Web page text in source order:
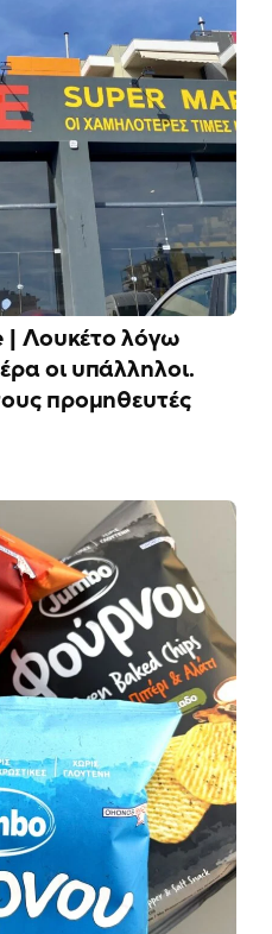
| Λουκέτο λόγω
οι υπάλληλοι.
προμηθευτές